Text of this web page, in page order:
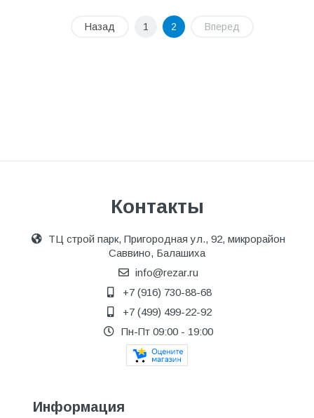
Назад 1 2 Вперед
Контакты
ТЦ строй парк, Пригородная ул., 92, микрорайон
Саввино, Балашиха
info@rezar.ru
+7 (916) 730-88-68
+7 (499) 499-22-92
Пн-Пт 09:00 - 19:00
Информация